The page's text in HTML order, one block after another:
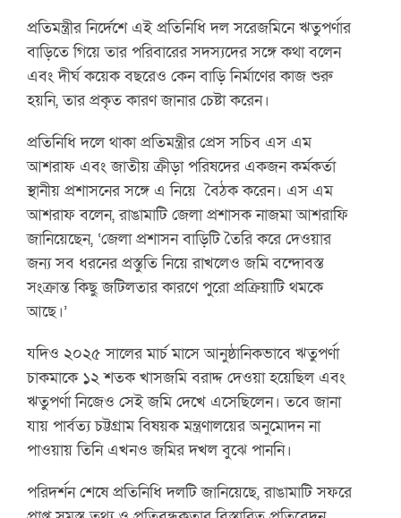
প্রতিমন্ত্রীর নির্দেশে এই প্রতিনিধি দল সরেজমিনে ঋতুপর্ণার
বাড়িতে গিয়ে তার পরিবারের সদস্যদের সঙ্গে কথা বলেন
এবং দীর্ঘ কয়েক বছরেও কেন বাড়ি নির্মাণের কাজ শুরু
হয়নি, তার প্রকৃত কারণ জানার চেষ্টা করেন।
প্রতিনিধি দলে থাকা প্রতিমন্ত্রীর প্রেস সচিব এস এম
আশরাফ এবং জাতীয় ক্রীড়া পরিষদের একজন কর্মকর্তা
স্থানীয় প্রশাসনের সঙ্গে এ নিয়ে বৈঠক করেন। এস এম
আশরাফ বলেন, রাঙামাটি জেলা প্রশাসক নাজমা আশরাফি
জানিয়েছেন, ‘জেলা প্রশাসন বাড়িটি তৈরি করে দেওয়ার
জন্য সব ধরনের প্রস্তুতি নিয়ে রাখলেও জমি বন্দোবস্ত
সংক্রান্ত কিছু জটিলতার কারণে পুরো প্রক্রিয়াটি থমকে
আছে।’
যদিও ২০২৫ সালের মার্চ মাসে আনুষ্ঠানিকভাবে ঋতুপর্ণা
চাকমাকে ১২ শতক খাসজমি বরাদ্দ দেওয়া হয়েছিল এবং
ঋতুপর্ণা নিজেও সেই জমি দেখে এসেছিলেন। তবে জানা
যায় পার্বত্য চট্টগ্রাম বিষয়ক মন্ত্রণালয়ের অনুমোদন না
পাওয়ায় তিনি এখনও জমির দখল বুঝে পাননি।
পরিদর্শন শেষে প্রতিনিধি দলটি জানিয়েছে, রাঙামাটি সফরে